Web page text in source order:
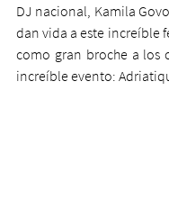
DJ nacional, Kamila
dan vida a este increíble
como gran broche a los
increíble evento: